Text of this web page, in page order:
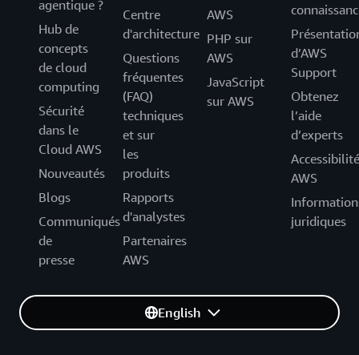
agentique ?
Hub de
concepts
de cloud
computing
Sécurité
dans le
Cloud AWS
Nouveautés
Blogs
Communiqués
de
presse
Centre
d'architecture
Questions
fréquentes
(FAQ)
techniques
et sur
les
produits
Rapports
d'analystes
Partenaires
AWS
AWS
PHP sur
AWS
JavaScript
sur AWS
d’AWS
Support
Obtenez
l’aide
d’experts
Accessibilité
AWS
juridiques
English